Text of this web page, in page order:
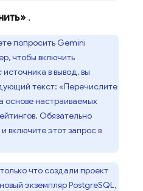
.
попросить Gemini
чтобы включить
в вывод, вы
текст: «Перечислите
основе настраиваемых
Обязательно
включите этот запрос в
что создали проект
экземпляр PostgreSQL,